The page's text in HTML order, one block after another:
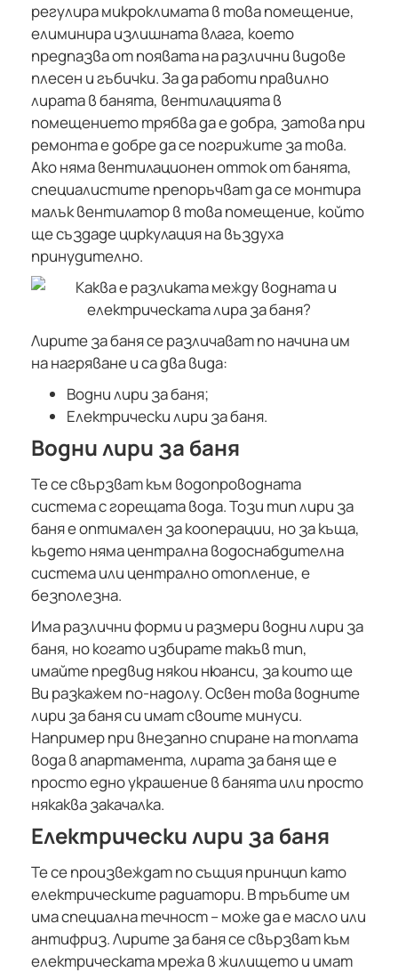
регулира микроклимата в това помещение,
елиминира излишната влага, което
предпазва от появата на различни видове
плесен и гъбички.За да работи правилно
лирата в банята, вентилацията в
помещението трябва да е добра, затова при
ремонта е добре да се погрижите за това.
Ако няма вентилационен отток от банята,
специалистите препоръчват да се монтира
малък вентилатор в това помещение, който
ще създаде циркулация на въздуха
принудително.
Лирите за баня се различават по начина им
на нагряване и са два вида:
Водни лири за баня;
Електрически лири за баня.
Водни лири за баня
Те се свързват към водопроводната
система с горещата вода. Този тип лири за
баня е оптимален за кооперации, но за къща,
където няма централна водоснабдителна
система или централно отопление, е
безполезна.
Има различни форми и размери водни лири за
баня, но когато избирате такъв тип,
имайте предвид някои нюанси, за които ще
Ви разкажем по-надолу. Освен това водните
лири за баня си имат своите минуси.
Например при внезапно спиране на топлата
вода в апартамента, лирата за баня ще е
просто едно украшение в банята или просто
някаква закачалка.
Електрически лири за баня
Те се произвеждат по същия принцип като
електрическите радиатори. В тръбите им
има специална течност – може да е масло или
антифриз. Лирите за баня се свързват към
електрическата мрежа в жилището и имат